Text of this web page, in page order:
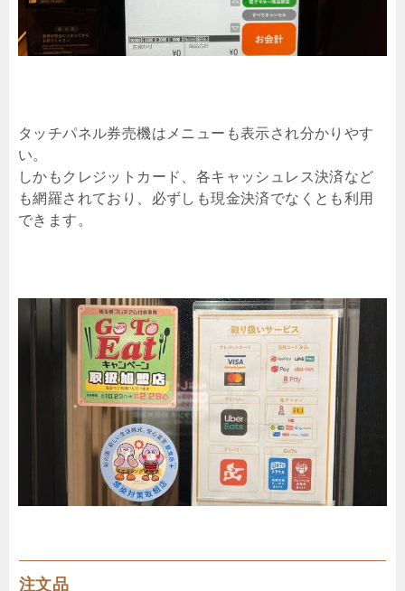
タッチパネル券売機はメニューも表示され分かりやす
い。
しかもクレジットカード、各キャッシュレス決済など
も網羅されており、必ずしも現金決済でなくとも利用
できます。
注文品